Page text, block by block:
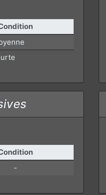
-